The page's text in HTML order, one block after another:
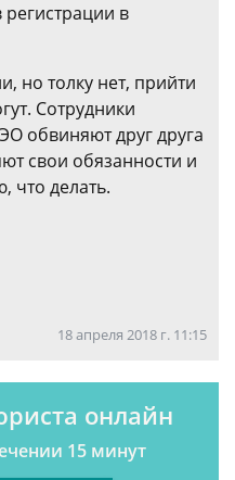
в
но толку нет, прийти
Сотрудники
обвиняют друг друга
свои обязанности и
что делать.
18 апреля 2018 г. 11:15
онлайн
15 минут